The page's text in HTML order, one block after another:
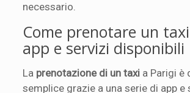
necessario.
Come prenotare un
app e servizi disponibili
La prenotazione di un taxi a Parigi è
semplice grazie a una serie di app e